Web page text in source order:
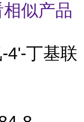
似产品
4'-丁基联